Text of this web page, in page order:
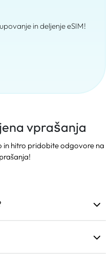
in deljenje eSIM!
vprašanja
in hitro pridobite odgovore na
odhodom.